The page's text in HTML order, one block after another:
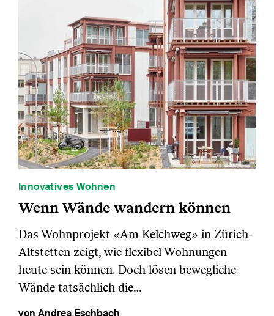
Innovatives Wohnen
Wenn Wände wandern können
Das Wohnprojekt «Am Kelchweg» in Zürich-
Altstetten zeigt, wie flexibel Wohnungen
heute sein können. Doch lösen bewegliche
Wände tatsächlich die…